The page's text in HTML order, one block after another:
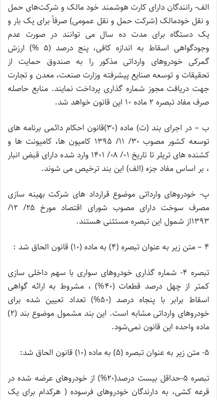
الف- رانندگان دارای کارت هوشمند خود مالک و شرکت‌های حمل
و نقل خودمالک (شرکت حمل و نقل عمومی) صرفاً برای یک بار و
یک دستگاه برای مدت ده سال می توانند در صورت عدم
وجودگواهی اسقاط به اندازه کافی، پنج درصد (۵ %) ارزش
گمرکی خودروهای وارداتی مذکور را به صندوق حمایت از
تحقیقات و توسعه صنایع پیشرفته وزارت صنعت، معدن و تجارت
جهت دریافت مجوز شماره گذاری پرداخت نمایند. منابع حاصله
صرف مفاد تبصره ۲ ماده ۱۰ این قانون خواهد شد.
ب – در اجرای بند (ث) ماده (۳۰)قانون احکام دائمی برنامه های
توسعه کشور مصوب ۳۰/ ۱۱/ ۱۳۹۵ کامیون ها، کامیونت ها و
کشنده های تریلر تا تاریخ ۰۱/ ۰۸/ ۱۴۰۱ وارد شده دارای قبض انبار
، بر اساس مفاد جزء (الف) این بند ترخیص می شوند.
پ- خودروهای وارداتی موضوع قرارداد های شرکت بهینه سازی
مصرف سوخت دارای مصوب شورای اقتصاد مورخ ۲۵/ ۱۲/
۱۳۹۳از شمول این تبصره مستثنی هستند.
۴ – متن زیر به عنوان تبصره (۴) به ماده (۱۰) قانون الحاق شد :
تبصره ۴- شماره گذاری خودروهای سواری با سهم داخلی سازی
کمتر از چهل درصد قطعات (۴۰%) ، مشروط به ارائه گواهی
اسقاط برابر با پنجاه درصد (۵۰%) تعداد تعیین شده برای
خودروهای وارداتی مشابه است. این بند مشمول موضوع بند (۲)
ماده واحده این قانون نمی‌شود.
۵- متن زیر به عنوان تبصره (۵) به ماده (۱۰) قانون الحاق شد:
تبصره ۵-حداقل بیست درصد(۲۰%) از خودروهای عرضه شده در
قرعه کشی، به دارندگان خودروهای فرسوده ( هرکدام برای یک